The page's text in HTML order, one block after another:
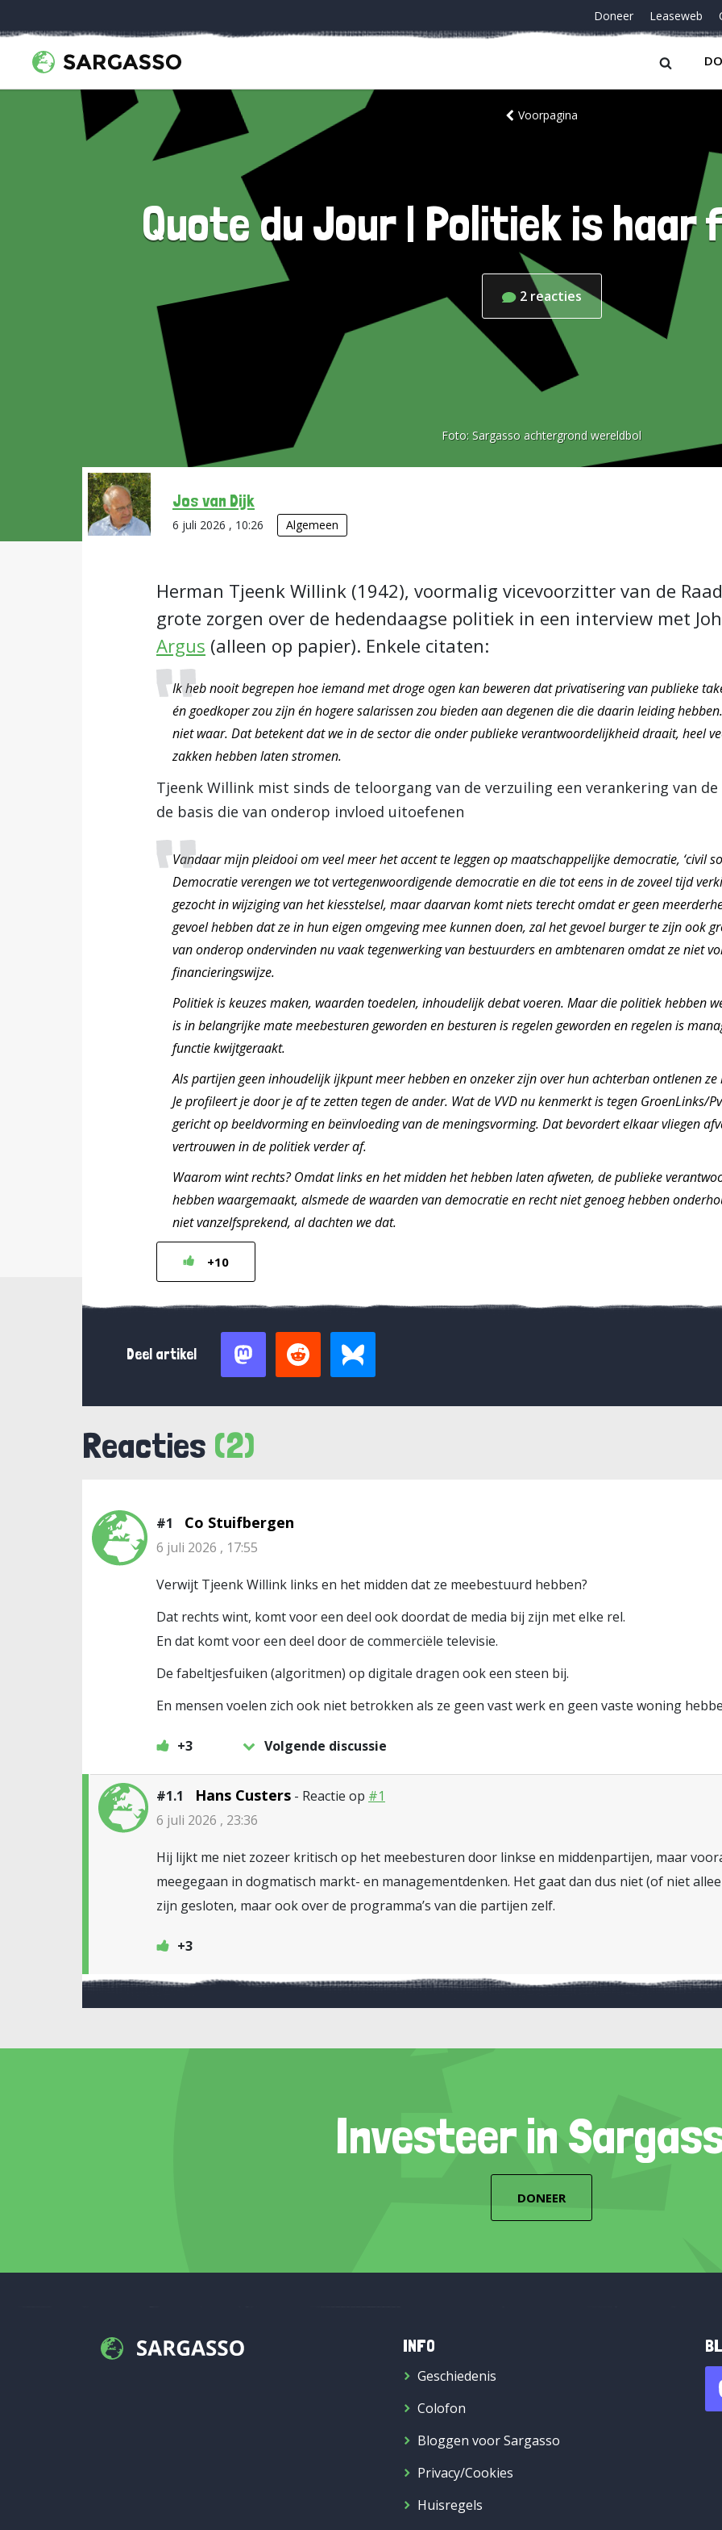
Doneer Leaseweb
Voorpagina
Quote du Jour | Politiek is
2 reacties
Foto: Sargasso achtergrond wereldbol
Jos van Dijk
6 juli 2026 , 10:26 Algemeen
Herman Tjeenk Willink (1942), voormalig vicevoorzitter van de
grote zorgen over de hedendaagse politiek in een interview met
Argus (alleen op papier). Enkele citaten:
Ik heb nooit begrepen hoe iemand met droge ogen kan beweren dat privatisering van publieke
én goedkoper zou zijn én hogere salarissen zou bieden aan degenen die die daarin leiding
niet waar. Dat betekent dat we in de sector die onder publieke verantwoordelijkheid draait, heel
zakken hebben laten stromen.
Tjeenk Willink mist sinds de teloorgang van de verzuiling een verankering van
de basis die van onderop invloed uitoefenen
Vandaar mijn pleidooi om veel meer het accent te leggen op maatschappelijke democratie, ‘civil
Democratie verengen we tot vertegenwoordigende democratie en die tot eens in de zoveel tijd
gezocht in wijziging van het kiesstelsel, maar daarvan komt niets terecht omdat er geen
gevoel hebben dat ze in hun eigen omgeving mee kunnen doen, zal het gevoel burger te zijn ook
van onderop ondervinden nu vaak tegenwerking van bestuurders en ambtenaren omdat ze niet
financieringswijze.
Politiek is keuzes maken, waarden toedelen, inhoudelijk debat voeren. Maar die politiek hebben
is in belangrijke mate meebesturen geworden en besturen is regelen geworden en regelen is
functie kwijtgeraakt.
Als partijen geen inhoudelijk ijkpunt meer hebben en onzeker zijn over hun achterban ontlenen
Je profileert je door je af te zetten tegen de ander. Wat de VVD nu kenmerkt is tegen GroenLinks/
gericht op beeldvorming en beïnvloeding van de meningsvorming. Dat bevordert elkaar vliegen
vertrouwen in de politiek verder af.
Waarom wint rechts? Omdat links en het midden het hebben laten afweten, de publieke
hebben waargemaakt, alsmede de waarden van democratie en recht niet genoeg hebben
niet vanzelfsprekend, al dachten we dat.
+10
Deel artikel
Reacties (2)
#1 Co Stuifbergen
6 juli 2026 , 17:55
Verwijt Tjeenk Willink links en het midden dat ze meebestuurd hebben?
Dat rechts wint, komt voor een deel ook doordat de media bij zijn met elke rel.
En dat komt voor een deel door de commerciële televisie.
De fabeltjesfuiken (algoritmen) op digitale dragen ook een steen bij.
En mensen voelen zich ook niet betrokken als ze geen vast werk en geen vaste woning
+3 Volgende discussie
#1.1 Hans Custers - Reactie op #1
6 juli 2026 , 23:36
Hij lijkt me niet zozeer kritisch op het meebesturen door linkse en middenpartijen, maar
meegegaan in dogmatisch markt- en managementdenken. Het gaat dan dus niet (of niet
zijn gesloten, maar ook over de programma’s van die partijen zelf.
+3
Investeer in
DONEER
INFO
Geschiedenis
Colofon
Bloggen voor Sargasso
Privacy/Cookies
Huisregels